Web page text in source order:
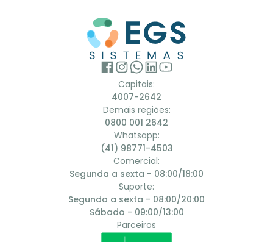
Capitais:
4007-2642
Demais regiões:
0800 001 2642
Whatsapp:
(41) 98771-4503
Comercial:
Segunda a sexta - 08:00/18:00
Suporte:
Segunda a sexta - 08:00/20:00
Sábado - 09:00/13:00
Parceiros